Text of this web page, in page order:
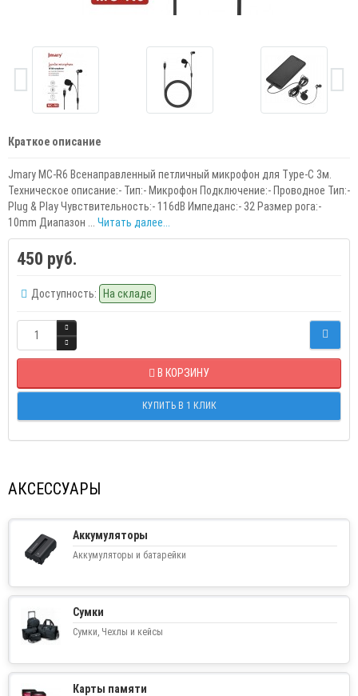
Краткое описание
Jmary MC-R6 Всенаправленный петличный микрофон для Type-C 3м.
Техническое описание:- Тип:- Микрофон Подключение:- Проводное Тип:-
Plug & Play Чувствительность:- 116dB Импеданс:- 32 Размер рога:-
10mm Диапазон ... Читать далее...
450 руб.
Доступность: На складе
В КОРЗИНУ
КУПИТЬ В 1 КЛИК
АКСЕССУАРЫ
Аккумуляторы
Аккумуляторы и батарейки
Сумки
Сумки, Чехлы и кейсы
Карты памяти